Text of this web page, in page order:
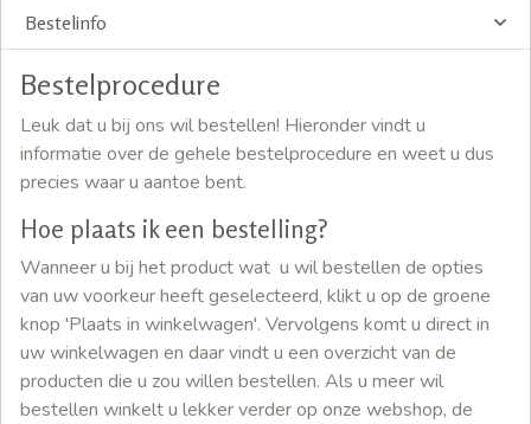
Bestelinfo
Bestelprocedure
Leuk dat u bij ons wil bestellen! Hieronder vindt u
informatie over de gehele bestelprocedure en weet u dus
precies waar u aantoe bent.
Hoe plaats ik een bestelling?
Wanneer u bij het product wat u wil bestellen de opties
van uw voorkeur heeft geselecteerd, klikt u op de groene
knop 'Plaats in winkelwagen'. Vervolgens komt u direct in
uw winkelwagen en daar vindt u een overzicht van de
producten die u zou willen bestellen. Als u meer wil
bestellen winkelt u lekker verder op onze webshop, de